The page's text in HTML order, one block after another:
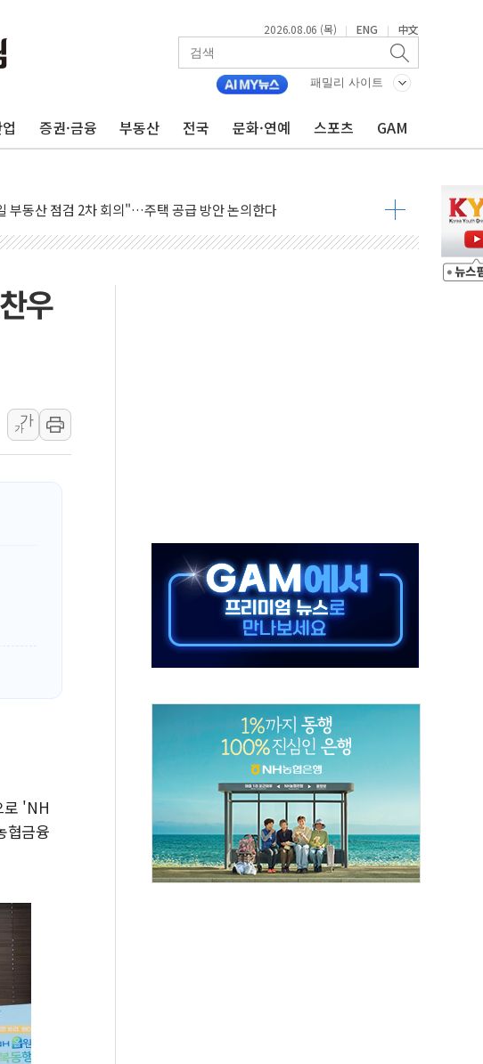
2026.08.06 (목) | ENG | 中文
패밀리 사이트
증권·금융 부동산 전국 문화·연예 스포츠 GAM
소년 SNS 제한, 형평성·여론 고려해야…충분한 사회적 논의 주문"
서 '쾅'…대전 중구서 시내버스 등 3중 추돌·1명 부상
없고 집값만 오른다"…서울시 부동산 토론회서 쏟아진 우려
모바일 월드컵 파리서 개막
2분기 매출액 2136억원
청년엔 기회를, 중고령층엔 안정을"…세대상생 일자리 특위 출범
재생에너지 사용률 40%로 높인다…2040 RE100 속도
라가…검찰, 멸종위기종 밀수 조직 적발
글로벌 투자 정보 GAM - 맛보기편 (8/6)
파트너스 흡수합병…비대면 영상서비스 경쟁력 강화
' 경선 과열...민주당 선관위 "불법 선거운동·방해행위 엄중 제재"
우
가
가
로 'NH
협금융